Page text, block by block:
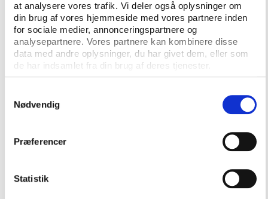
at analysere vores trafik. Vi deler også oplysninger om
din brug af vores hjemmeside med vores partnere inden
for sociale medier, annonceringspartnere og
analysepartnere. Vores partnere kan kombinere disse
data med andre oplysninger, du har givet dem, eller som
de har indsamlet fra din brug af deres tjenester.
Nødvendig
Præferencer
Statistik
Gæst: Jeppe Laursen Brock, journalist på
PolitikenVært: Stanis Elsborg
Send os dine ideer
bare en podcast, men også en platform for at
skaber, men vi vil lige så gerne fortælle om den
viden, der bliver produceret om idræt, sport og